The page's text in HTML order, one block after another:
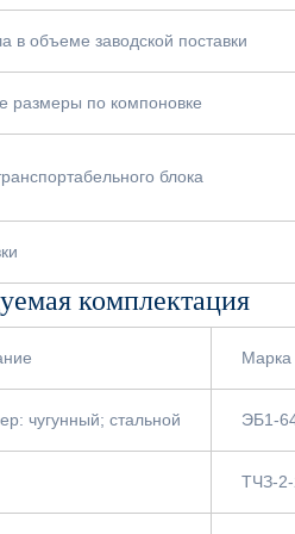
в объеме заводской поставки
размеры по компоновке
блока
комплектация
Марка
чугунный; стальной ЭБ1-
ТЧЗ-